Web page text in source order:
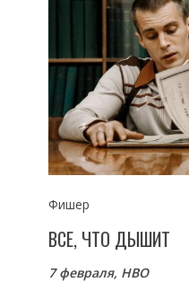
Фишер
ВСЕ, ЧТО ДЫШИТ
7 февраля, HBO